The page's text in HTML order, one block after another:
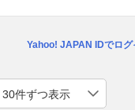
Yahoo! JAPAN IDでログ